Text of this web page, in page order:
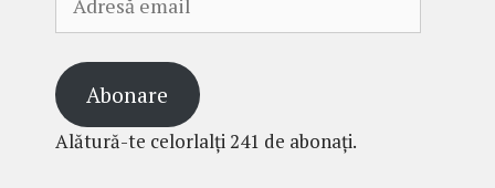
email
Abonare
Alătură-te celorlalți 241 de abonați.